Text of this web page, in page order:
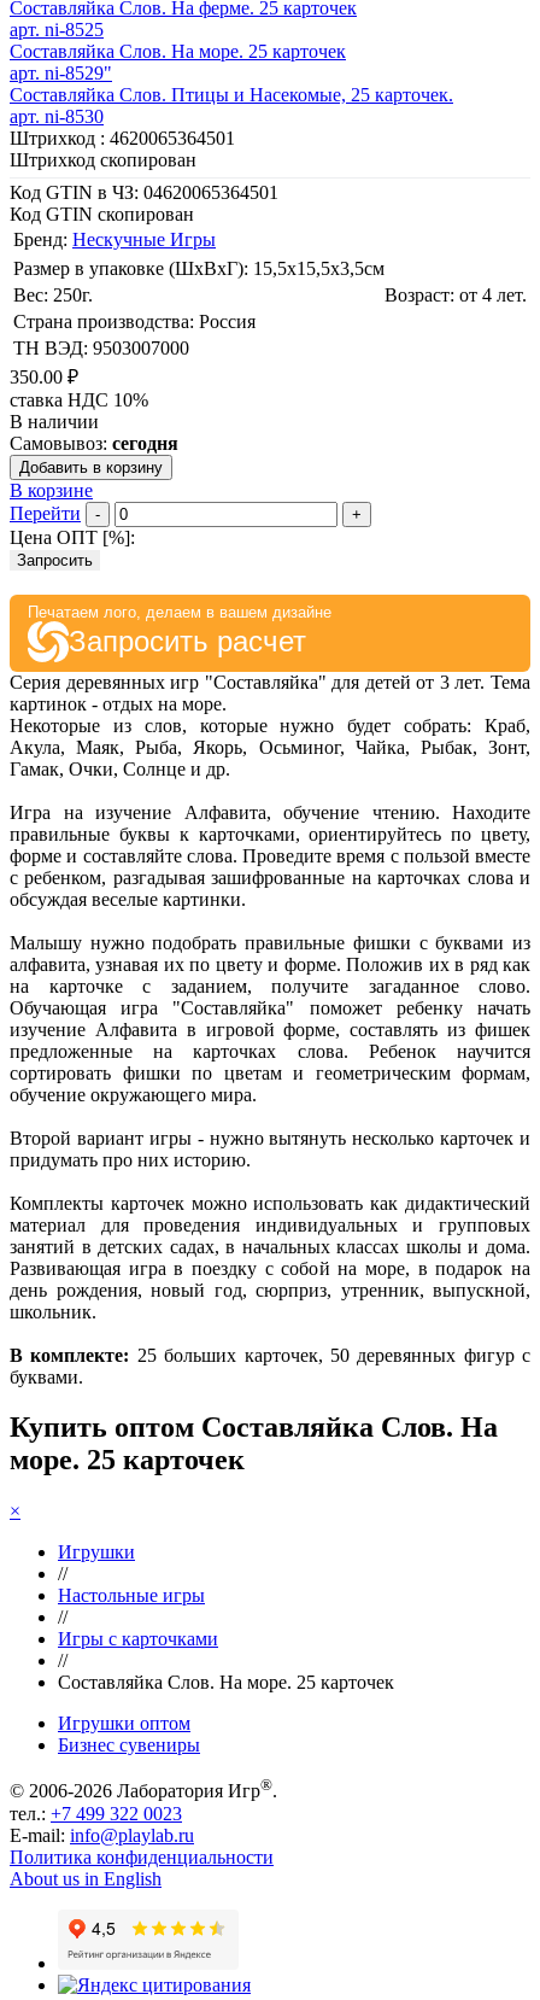
Составляйка Слов. На ферме. 25 карточек
арт. ni-8525
Составляйка Слов. На море. 25 карточек
арт. ni-8529"
Составляйка Слов. Птицы и Насекомые, 25 карточек.
арт. ni-8530
Штрихкод : 4620065364501
Штрихкод скопирован
Код GTIN в ЧЗ: 04620065364501
Код GTIN скопирован
Бренд: Нескучные Игры
Размер в упаковке (ШхВxГ): 15,5х15,5х3,5cм
Вес: 250г.
Возраст: от 4 лет.
Страна производства: Россия
ТН ВЭД: 9503007000
350.00 ₽
ставка НДС 10%
В наличии
Самовывоз: сегодня
Добавить в корзину
В корзине
Перейти
- +
Цена ОПТ [%]:
Запросить
Печатаем лого, делаем в вашем дизайне
Запросить расчет
Серия деревянных игр "Составляйка" для детей от 3 лет. Тема
картинок - отдых на море.
Некоторые из слов, которые нужно будет собрать: Краб,
Акула, Маяк, Рыба, Якорь, Осьминог, Чайка, Рыбак, Зонт,
Гамак, Очки, Солнце и др.
Игра на изучение Алфавита, обучение чтению. Находите
правильные буквы к карточками, ориентируйтесь по цвету,
форме и составляйте слова. Проведите время с пользой вместе
с ребенком, разгадывая зашифрованные на карточках слова и
обсуждая веселые картинки.
Малышу нужно подобрать правильные фишки с буквами из
алфавита, узнавая их по цвету и форме. Положив их в ряд как
на карточке с заданием, получите загаданное слово.
Обучающая игра "Составляйка" поможет ребенку начать
изучение Алфавита в игровой форме, составлять из фишек
предложенные на карточках слова. Ребенок научится
сортировать фишки по цветам и геометрическим формам,
обучение окружающего мира.
Второй вариант игры - нужно вытянуть несколько карточек и
придумать про них историю.
Комплекты карточек можно использовать как дидактический
материал для проведения индивидуальных и групповых
занятий в детских садах, в начальных классах школы и дома.
Развивающая игра в поездку с собой на море, в подарок на
день рождения, новый год, сюрприз, утренник, выпускной,
школьник.
В комплекте: 25 больших карточек, 50 деревянных фигур с
буквами.
Купить оптом Составляйка Слов. На
море. 25 карточек
×
Игрушки
//
Настольные игры
//
Игры с карточками
//
Составляйка Слов. На море. 25 карточек
Игрушки оптом
Бизнес сувениры
© 2006-2026 Лаборатория Игр®.
тел.: +7 499 322 0023
E-mail: info@playlab.ru
Политика конфиденциальности
About us in English